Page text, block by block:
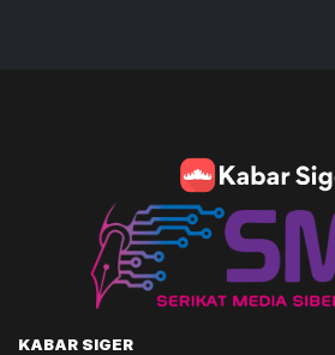
KABAR SIGER